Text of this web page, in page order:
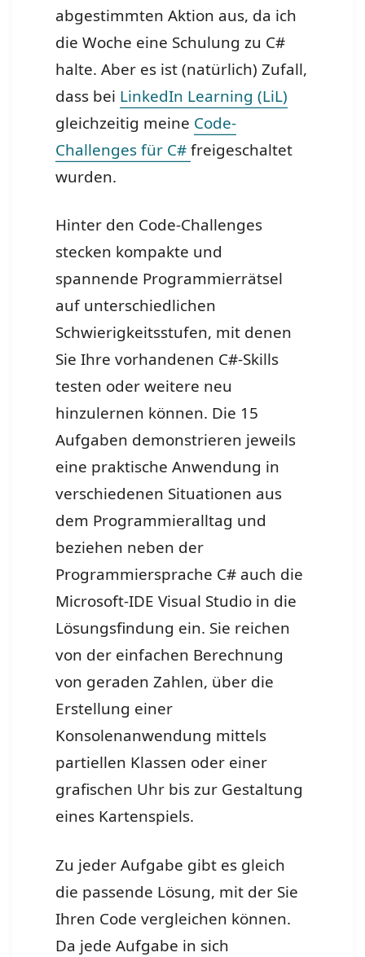
abgestimmten Aktion aus, da ich
die Woche eine Schulung zu C#
halte. Aber es ist (natürlich) Zufall,
dass bei LinkedIn Learning (LiL)
gleichzeitig meine Code-
Challenges für C#freigeschaltet
wurden.
Hinter den Code-Challenges
stecken kompakte und
spannende Programmierrätsel
auf unterschiedlichen
Schwierigkeitsstufen, mit denen
Sie Ihre vorhandenen C#-Skills
testen oder weitere neu
hinzulernen können. Die 15
Aufgaben demonstrieren jeweils
eine praktische Anwendung in
verschiedenen Situationen aus
dem Programmieralltag und
beziehen neben der
Programmiersprache C# auch die
Microsoft-IDE Visual Studio in die
Lösungsfindung ein. Sie reichen
von der einfachen Berechnung
von geraden Zahlen, über die
Erstellung einer
Konsolenanwendung mittels
partiellen Klassen oder einer
grafischen Uhr bis zur Gestaltung
eines Kartenspiels.
Zu jeder Aufgabe gibt es gleich
die passende Lösung, mit der Sie
Ihren Code vergleichen können.
Da jede Aufgabe in sich